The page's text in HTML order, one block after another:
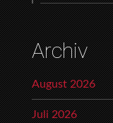
Archiv
August 2026
Juli 2026